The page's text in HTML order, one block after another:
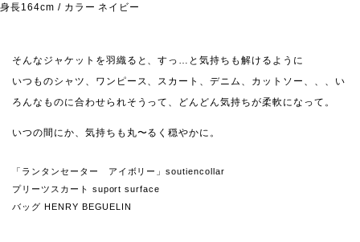
身長164cm / カラー ネイビー
そんなジャケットを羽織ると、すっ…と気持ちも解けるように
いつものシャツ、ワンピース、スカート、デニム、カットソー、、、い
ろんなものに合わせられそうって、どんどん気持ちが柔軟になって。
いつの間にか、気持ちも丸〜るく穏やかに。
「ランタンセーター アイボリー」soutiencollar
プリーツスカート suport surface
バッグ HENRY BEGUELIN